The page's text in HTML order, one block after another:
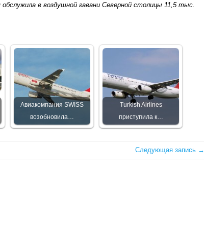
в воздушной гавани Северной столицы 11,5 тыс.
Авиакомпания SWISS
возобновила…
Turkish Airlines
приступила к…
Следующая запись →